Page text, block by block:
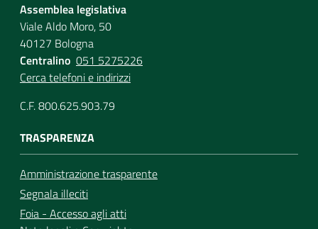
Assemblea legislativa
Viale Aldo Moro, 50
40127 Bologna
Centralino 051 5275226
Cerca telefoni e indirizzi
C.F. 800.625.903.79
TRASPARENZA
Amministrazione trasparente
Segnala illeciti
Foia - Accesso agli atti